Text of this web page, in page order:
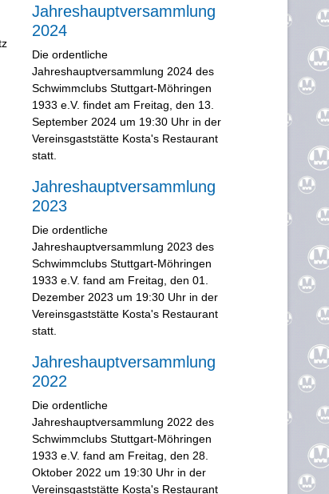
Jahreshauptversammlung
2024
Die ordentliche
Jahreshauptversammlung 2024 des
Schwimmclubs Stuttgart-Möhringen
1933 e.V. findet am Freitag, den 13.
September 2024 um 19:30 Uhr in der
Vereinsgaststätte Kosta's Restaurant
statt.
Jahreshauptversammlung
2023
Die ordentliche
Jahreshauptversammlung 2023 des
Schwimmclubs Stuttgart-Möhringen
1933 e.V. fand am Freitag, den 01.
Dezember 2023 um 19:30 Uhr in der
Vereinsgaststätte Kosta's Restaurant
statt.
Jahreshauptversammlung
2022
Die ordentliche
Jahreshauptversammlung 2022 des
Schwimmclubs Stuttgart-Möhringen
1933 e.V. fand am Freitag, den 28.
Oktober 2022 um 19:30 Uhr in der
Vereinsgaststätte Kosta's Restaurant